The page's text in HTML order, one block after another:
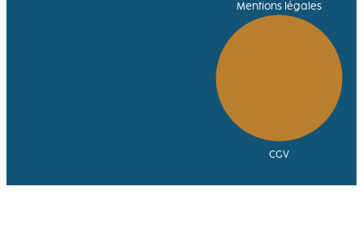
Mentions légales
CGV